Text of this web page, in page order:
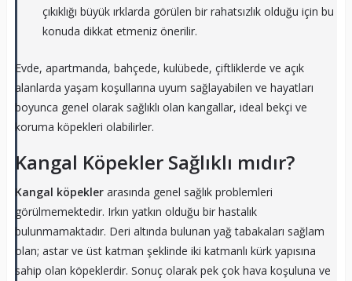
çıkıklığı büyük ırklarda görülen bir rahatsızlık olduğu için bu
konuda dikkat etmeniz önerilir.
Evde, apartmanda, bahçede, kulübede, çiftliklerde ve açık
alanlarda yaşam koşullarına uyum sağlayabilen ve hayatları
boyunca genel olarak sağlıklı olan kangallar, ideal bekçi ve
koruma köpekleri olabilirler.
Kangal Köpekler Sağlıklı mıdır?
Kangal köpeklerarasında genel sağlık problemleri
görülmemektedir. Irkın yatkın olduğu bir hastalık
bulunmamaktadır. Deri altında bulunan yağ tabakaları sağlam
olan; astar ve üst katman şeklinde iki katmanlı kürk yapısına
sahip olan köpeklerdir. Sonuç olarak pek çok hava koşuluna ve